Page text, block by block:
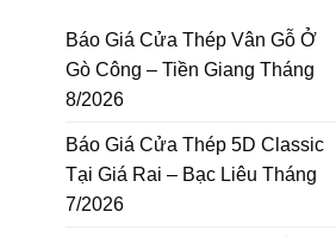
Báo Giá Cửa Thép Vân Gỗ Ở
Gò Công – Tiền Giang Tháng
8/2026
Báo Giá Cửa Thép 5D Classic
Tại Giá Rai – Bạc Liêu Tháng
7/2026